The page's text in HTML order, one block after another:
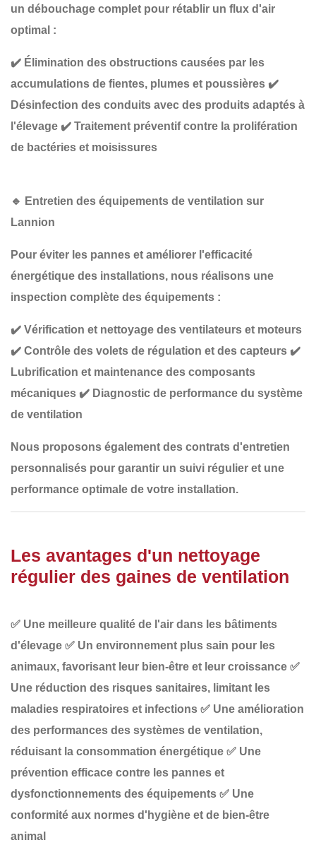
un débouchage complet pour rétablir un flux d'air
optimal :
✔️ Élimination des obstructions causées par les
accumulations de fientes, plumes et poussières ✔️
Désinfection des conduits avec des produits adaptés à
l'élevage ✔️ Traitement préventif contre la prolifération
de bactéries et moisissures
🔹 Entretien des équipements de ventilation sur
Lannion
Pour éviter les pannes et améliorer l'efficacité
énergétique des installations, nous réalisons une
inspection complète des équipements :
✔️ Vérification et nettoyage des ventilateurs et moteurs
✔️ Contrôle des volets de régulation et des capteurs ✔️
Lubrification et maintenance des composants
mécaniques ✔️ Diagnostic de performance du système
de ventilation
Nous proposons également des contrats d'entretien
personnalisés pour garantir un suivi régulier et une
performance optimale de votre installation.
Les avantages d'un nettoyage
régulier des gaines de ventilation
✅ Une meilleure qualité de l'air dans les bâtiments
d'élevage ✅ Un environnement plus sain pour les
animaux, favorisant leur bien-être et leur croissance ✅
Une réduction des risques sanitaires, limitant les
maladies respiratoires et infections ✅ Une amélioration
des performances des systèmes de ventilation,
réduisant la consommation énergétique ✅ Une
prévention efficace contre les pannes et
dysfonctionnements des équipements ✅ Une
conformité aux normes d'hygiène et de bien-être
animal